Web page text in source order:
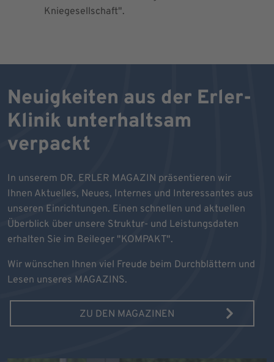
Kniegesellschaft".
Neuigkeiten aus der Erler-
Klinik unterhaltsam
verpackt
In unserem DR. ERLER MAGAZIN präsentieren wir
Ihnen Aktuelles, Neues, Internes und Interessantes aus
unseren Einrichtungen. Einen schnellen und aktuellen
Überblick über unsere Struktur- und Leistungsdaten
erhalten Sie im Beileger "KOMPAKT".
Wir wünschen Ihnen viel Freude beim Durchblättern und
Lesen unseres MAGAZINS.
ZU DEN MAGAZINEN